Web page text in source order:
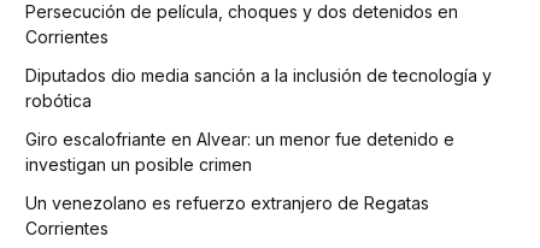
Persecución de película, choques y dos detenidos en
Corrientes
Diputados dio media sanción a la inclusión de tecnología y
robótica
Giro escalofriante en Alvear: un menor fue detenido e
investigan un posible crimen
Un venezolano es refuerzo extranjero de Regatas
Corrientes